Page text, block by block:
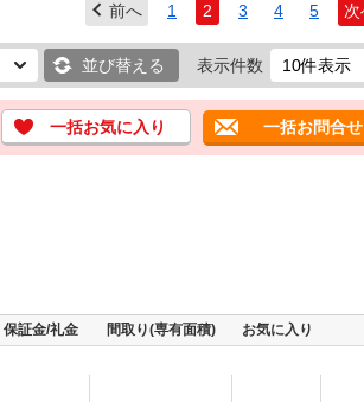
前へ 1 2 3 4 5
並び替える 表示件数
一括お気に入り 一括お問合せ
保証金/礼金 間取り(専有面積) お気に入り